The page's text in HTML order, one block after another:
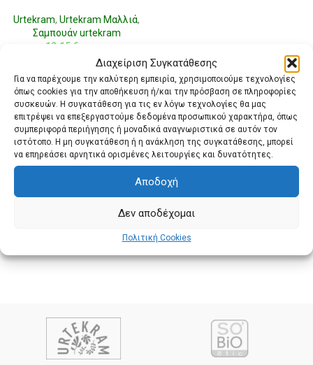
Διαχείριση Συγκατάθεσης
Για να παρέχουμε την καλύτερη εμπειρία, χρησιμοποιούμε τεχνολογίες
όπως cookies για την αποθήκευση ή/και την πρόσβαση σε πληροφορίες
συσκευών. Η συγκατάθεση για τις εν λόγω τεχνολογίες θα μας
επιτρέψει να επεξεργαστούμε δεδομένα προσωπικού χαρακτήρα, όπως
συμπεριφορά περιήγησης ή μοναδικά αναγνωριστικά σε αυτόν τον
ιστότοπο. Η μη συγκατάθεση ή η ανάκληση της συγκατάθεσης, μπορεί
να επηρεάσει αρνητικά ορισμένες λειτουργίες και δυνατότητες.
Αποδοχή
Δεν αποδέχομαι
Πολιτική Cookies
Urtekram, Urtekram Μαλλιά,
Σαμπουάν urtekram
12,15 €